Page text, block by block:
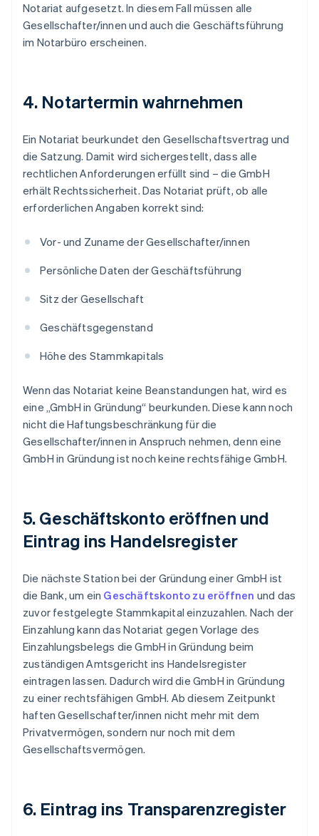
Notariat aufgesetzt. In diesem Fall müssen alle
Gesellschafter/innen und auch die Geschäftsführung
im Notarbüro erscheinen.
4. Notartermin wahrnehmen
Ein Notariat beurkundet den Gesellschaftsvertrag und
die Satzung. Damit wird sichergestellt, dass alle
rechtlichen Anforderungen erfüllt sind – die GmbH
erhält Rechtssicherheit. Das Notariat prüft, ob alle
erforderlichen Angaben korrekt sind:
Vor- und Zuname der Gesellschafter/innen
Persönliche Daten der Geschäftsführung
Sitz der Gesellschaft
Geschäftsgegenstand
Höhe des Stammkapitals
Wenn das Notariat keine Beanstandungen hat, wird es
eine „GmbH in Gründung“ beurkunden. Diese kann noch
nicht die Haftungsbeschränkung für die
Gesellschafter/innen in Anspruch nehmen, denn eine
GmbH in Gründung ist noch keine rechtsfähige GmbH.
5. Geschäftskonto eröffnen und
Eintrag ins Handelsregister
Die nächste Station bei der Gründung einer GmbH ist
die Bank, um ein Geschäftskonto zu eröffnen und das
zuvor festgelegte Stammkapital einzuzahlen. Nach der
Einzahlung kann das Notariat gegen Vorlage des
Einzahlungsbelegs die GmbH in Gründung beim
zuständigen Amtsgericht ins Handelsregister
eintragen lassen. Dadurch wird die GmbH in Gründung
zu einer rechtsfähigen GmbH. Ab diesem Zeitpunkt
haften Gesellschafter/innen nicht mehr mit dem
Privatvermögen, sondern nur noch mit dem
Gesellschaftsvermögen.
6. Eintrag ins Transparenzregister